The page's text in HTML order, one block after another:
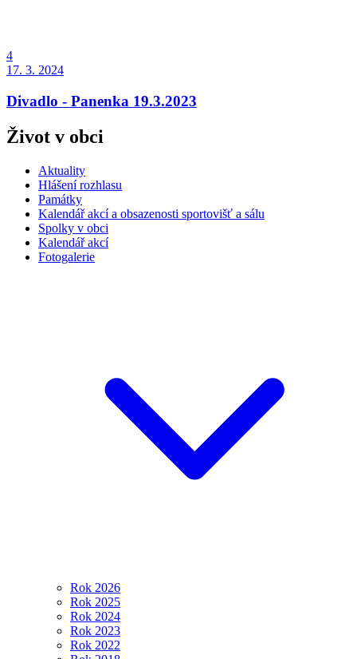
4
17. 3. 2024
Divadlo - Panenka 19.3.2023
Život v obci
Aktuality
Hlášení rozhlasu
Památky
Kalendář akcí a obsazenosti sportovišť a sálu
Spolky v obci
Kalendář akcí
Fotogalerie
Rok 2026
Rok 2025
Rok 2024
Rok 2023
Rok 2022